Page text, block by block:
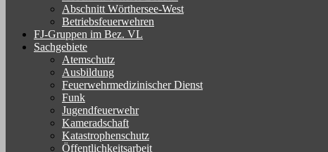
Abschnitt Wörthersee-West
Betriebsfeuerwehren
FJ-Gruppen im Bez. VL
Sachgebiete
Atemschutz
Ausbildung
Feuerwehrmedizinischer Dienst
Funk
Jugendfeuerwehr
Kameradschaft
Katastrophenschutz
Öffentlichkeitsarbeit